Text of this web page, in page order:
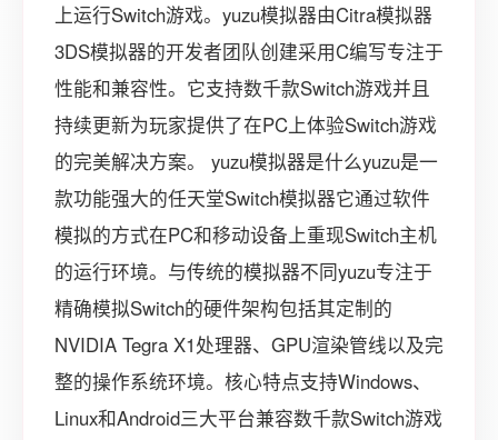
上运行Switch游戏。yuzu模拟器由Citra模拟器
3DS模拟器的开发者团队创建采用C编写专注于
性能和兼容性。它支持数千款Switch游戏并且
持续更新为玩家提供了在PC上体验Switch游戏
的完美解决方案。 yuzu模拟器是什么yuzu是一
款功能强大的任天堂Switch模拟器它通过软件
模拟的方式在PC和移动设备上重现Switch主机
的运行环境。与传统的模拟器不同yuzu专注于
精确模拟Switch的硬件架构包括其定制的
NVIDIA Tegra X1处理器、GPU渲染管线以及完
整的操作系统环境。核心特点支持Windows、
Linux和Android三大平台兼容数千款Switch游戏